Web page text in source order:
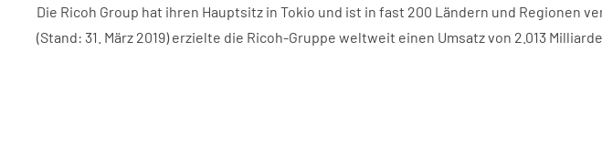
Die Ricoh Group hat ihren Hauptsitz in Tokio und ist in fast 200 Ländern und Regionen
(Stand: 31. März 2019) erzielte die Ricoh-Gruppe weltweit einen Umsatz von 2.013